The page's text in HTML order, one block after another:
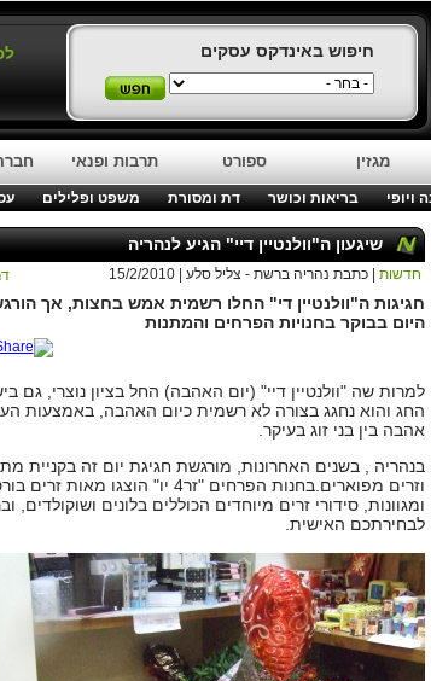
חיפוש באינדקס עסקים
מגזין ספורט תרבות ופנאי
ויופי בריאות וכושר דת ומסורת משפט ופלילים
שיגעון ה"וולנטיין דיי" הגיע לנהריה
חדשות | כתבת נהריה ברשת - צליל סלע | 15/2/2010
חגיגות ה"וולנטיין די" החלו רשמית אמש בחצות, אך
היום בבוקר בחנויות הפרחים והמתנות
למרות שה "וולנטיין דיי" (יום האהבה) החל בציון נוצרי, גם
החג והוא נחגג בצורה לא רשמית כיום האהבה, באמצעות
אהבה בין בני זוג בעיקר.
בנהריה , בשנים האחרונות, מורגשת חגיגת יום זה בקניית
וזרים מפוארים.
בחנות הפרחים "זר4 יו" הוצגו מאות
ומגוונות, סידורי זרים מיוחדים הכוללים בלונים ושוקולדים,
לבחירתכם האישית.